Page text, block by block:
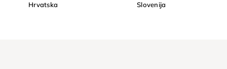
Hrvatska Slovenija